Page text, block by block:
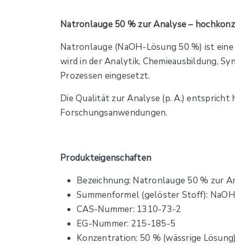
Natronlauge 50 % zur Analyse –
Natronlauge (NaOH-Lösung 50 %) ist
wird in der Analytik, Chemieausbildung,
Prozessen eingesetzt.
Die Qualität zur Analyse (p. A.) entspricht
Forschungsanwendungen.
Produkteigenschaften
Bezeichnung: Natronlauge 50 % zur
Summenformel (gelöster Stoff): NaOH
CAS-Nummer: 1310-73-2
EG-Nummer: 215-185-5
Konzentration: 50 % (wässrige Lösung)